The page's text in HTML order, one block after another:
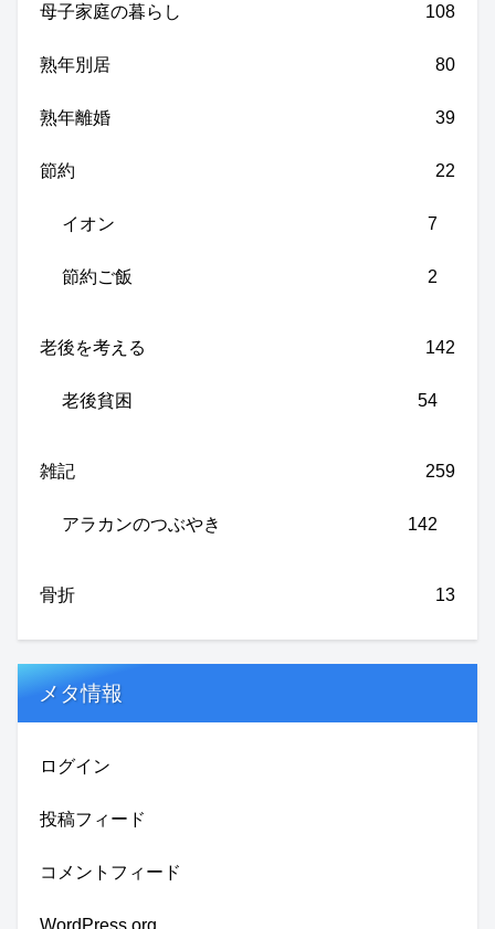
母子家庭の暮らし 108
熟年別居 80
熟年離婚 39
節約 22
イオン 7
節約ご飯 2
老後を考える 142
老後貧困 54
雑記 259
アラカンのつぶやき 142
骨折 13
メタ情報
ログイン
投稿フィード
コメントフィード